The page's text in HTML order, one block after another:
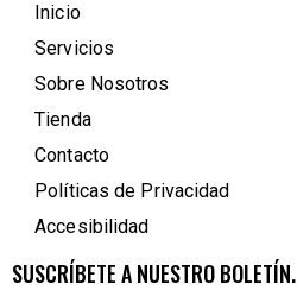
Inicio
Servicios
Sobre Nosotros
Tienda
Contacto
Políticas de Privacidad
Accesibilidad
SUSCRÍBETE A NUESTRO BOLETÍN.